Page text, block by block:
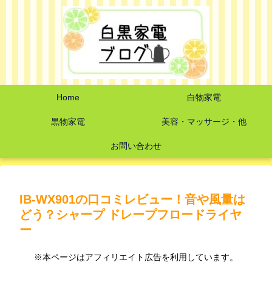
Home 白物家電
黒物家電 美容・マッサージ・他
お問い合わせ
IB-WX901の口コミレビュー！音や風量は
どう？シャープ ドレープフロードライヤ
ー
※本ページはアフィリエイト広告を利用しています。